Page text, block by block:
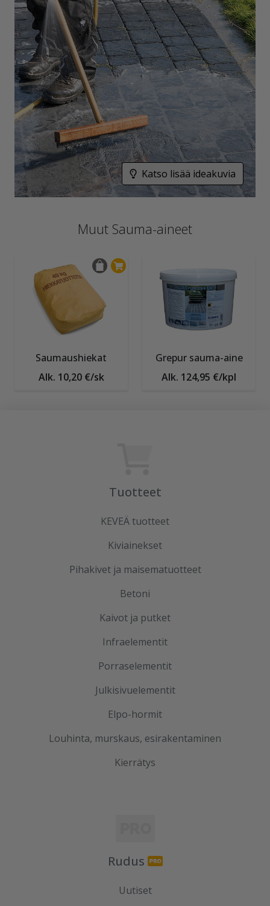
Katso lisää ideakuvia
Muut Sauma-aineet
Saumaushiekat
Alk. 10,20 €/sk
Grepur sauma-aine
Alk. 124,95 €/kpl
Tuotteet
KEVEÄ tuotteet
Kiviainekset
Pihakivet ja maisematuotteet
Betoni
Kaivot ja putket
Infraelementit
Porraselementit
Julkisivuelementit
Elpo-hormit
Louhinta, murskaus, esirakentaminen
Kierrätys
Rudus
Uutiset